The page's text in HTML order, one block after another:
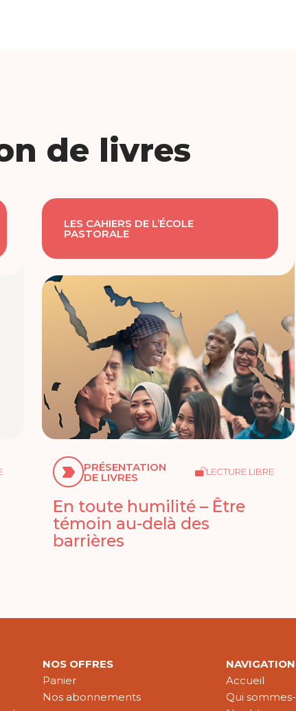
de livres
LES CAHIERS DE L’ÉCOLE
PASTORALE
PRÉSENTATION
DE LIVRES LECTURE LIBRE
En toute humilité – Être
témoin au-delà des
barrières
NOS OFFRES
Panier
Nos abonnements
NAVIGATION
Accueil
Qui